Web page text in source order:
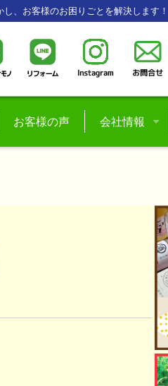
、お客様のお困りごとを解決します！
お客様の声
会社情報
スタッフ紹介